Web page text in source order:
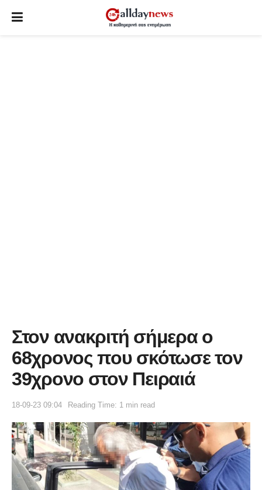
Στον ανακριτή σήμερα ο
68χρονος που σκότωσε τον
39χρονο στον Πειραιά
18-09-23 09:04 Reading Time: 1 min read